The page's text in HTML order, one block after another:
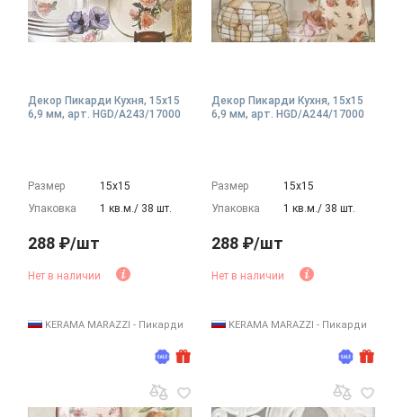
Декор Пикарди Кухня, 15x15
6,9 мм, арт. HGD/A243/17000
Размер
15х15
Упаковка
1 кв.м./ 38 шт.
288 ₽/шт
Нет в наличии
KERAMA MARAZZI - Пикарди
Декор Пикарди Кухня, 15x15
6,9 мм, арт. HGD/A244/17000
Размер
15х15
Упаковка
1 кв.м./ 38 шт.
288 ₽/шт
Нет в наличии
KERAMA MARAZZI - Пикарди